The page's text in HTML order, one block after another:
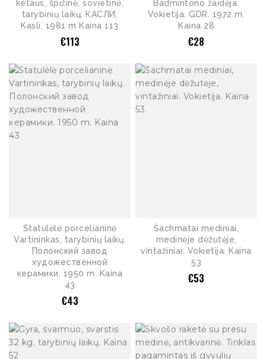
ketaus, špižinė, sovietinė,
tarybinių laikų. КАСЛИ,
Kasli. 1981 m Kaina 113
€113
Badmintono žaidėja.
Vokietija. GDR. 1972 m.
Kaina 28
€28
Statulėlė porcelianinė
Vartininkas, tarybinių laikų.
Полонский завод
художественной
керамики. 1950 m. Kaina
43
€43
Šachmatai mediniai,
medinėje dėžutėje,
vintažiniai. Vokietija. Kaina
53
€53